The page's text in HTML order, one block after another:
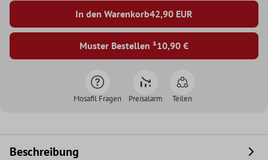
In den Warenkorb42,90 EUR
Muster Bestellen ¹10,90 €
Mosafil Fragen Preisalarm Teilen
Beschreibung